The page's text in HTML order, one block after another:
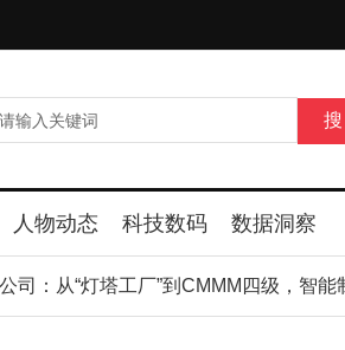
人物动态 科技数码 数据洞察
从“灯塔工厂”到CMMM四级，智能制